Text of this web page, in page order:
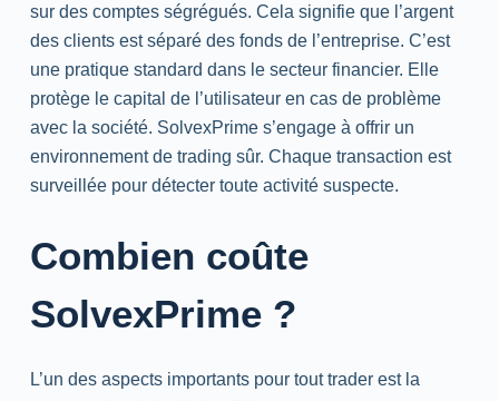
sur des comptes ségrégués. Cela signifie que l’argent
des clients est séparé des fonds de l’entreprise. C’est
une pratique standard dans le secteur financier. Elle
protège le capital de l’utilisateur en cas de problème
avec la société. SolvexPrime s’engage à offrir un
environnement de trading sûr. Chaque transaction est
surveillée pour détecter toute activité suspecte.
Combien coûte
SolvexPrime ?
L’un des aspects importants pour tout trader est la